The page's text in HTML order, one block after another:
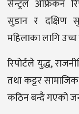
सेन्ट्रल अफ्रिकन
सुडान र दक्षिण
महिलाका लागि
रिपोर्टले युद्ध,
तथा कट्टर
कठिन बन्दै गएको